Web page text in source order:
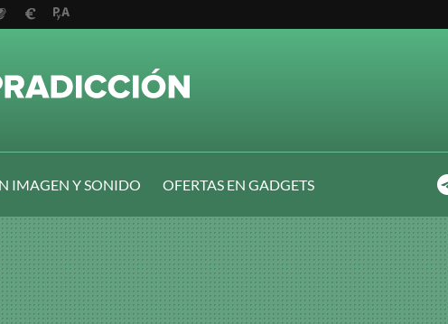
IMAGEN Y SONIDO
OFERTAS EN GADGETS